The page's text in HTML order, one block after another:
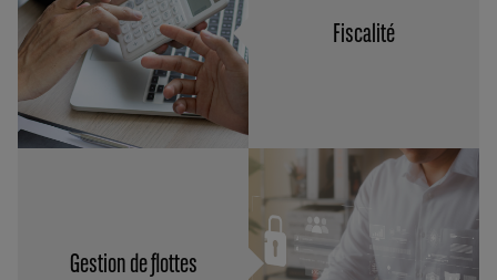
Fiscalité
Gestion de flottes